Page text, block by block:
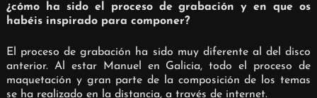
¿cómo ha sido el proceso de grabación y en que os
habéis inspirado para componer?
El proceso de grabación ha sido muy diferente al del disco
anterior. Al estar Manuel en Galicia, todo el proceso de
maquetación y gran parte de la composición de los temas
se ha realizado en la distancia, a través de internet.